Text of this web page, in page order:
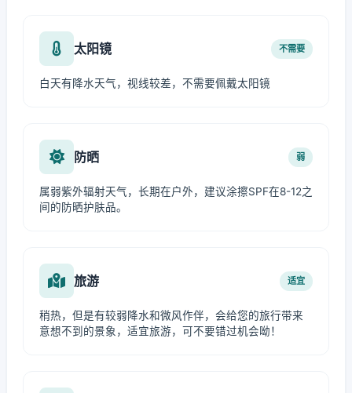
太阳镜 不需要
白天有降水天气，视线较差，不需要佩戴太阳镜
防晒 弱
属弱紫外辐射天气，长期在户外，建议涂擦SPF在8-12之
间的防晒护肤品。
旅游 适宜
稍热，但是有较弱降水和微风作伴，会给您的旅行带来
意想不到的景象，适宜旅游，可不要错过机会呦！